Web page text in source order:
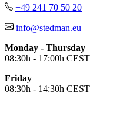
Salmon (SAL)
Yellow (YEL)
Sunflower Yellow (SUN)
Bright Lime (BLI)
Kiwi Green (KIW)
Kelly Green (KEG)
+49 241 70 50 20
info@stedman.eu
Monday - Thursday
08:30h - 17:00h CEST
Friday
08:30h - 14:30h CEST